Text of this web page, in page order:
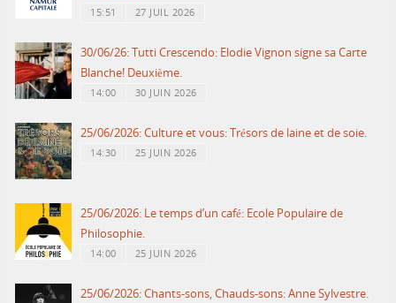
15:51 27 JUIL 2026
30/06/26: Tutti Crescendo: Elodie Vignon signe sa Carte
Blanche! Deuxième.
14:00 30 JUIN 2026
25/06/2026: Culture et vous: Trésors de laine et de soie.
14:30 25 JUIN 2026
25/06/2026: Le temps d’un café: Ecole Populaire de
Philosophie.
14:00 25 JUIN 2026
25/06/2026: Chants-sons, Chauds-sons: Anne Sylvestre.